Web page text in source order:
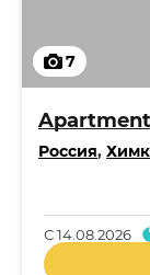
7
Россия,
С14.08.2026